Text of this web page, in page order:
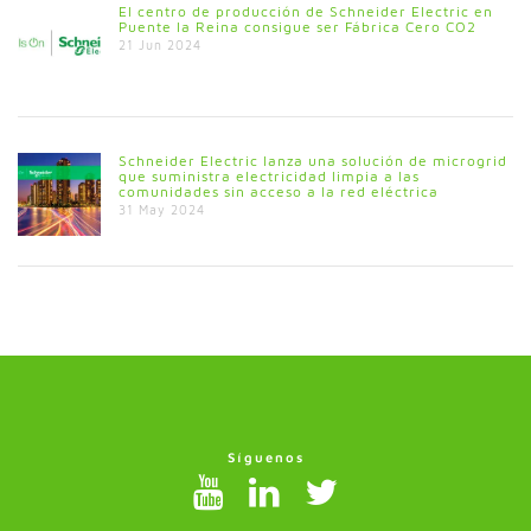
El centro de producción de Schneider Electric en
Puente la Reina consigue ser Fábrica Cero CO2
21 Jun 2024
Schneider Electric lanza una solución de microgrid
que suministra electricidad limpia a las
comunidades sin acceso a la red eléctrica
31 May 2024
Síguenos